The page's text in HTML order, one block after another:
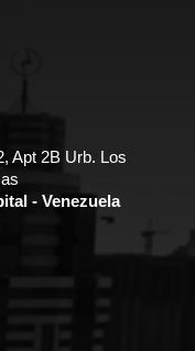
Apt 2B Urb. Los
- Venezuela